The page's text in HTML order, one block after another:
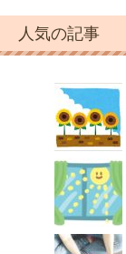
人気の記事